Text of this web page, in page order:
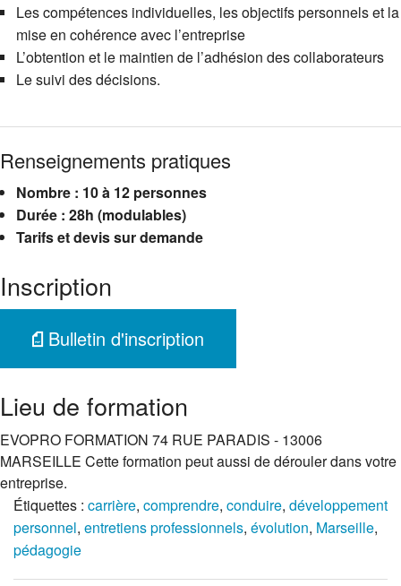
Les compétences individuelles, les objectifs personnels et la
mise en cohérence avec l’entreprise
L’obtention et le maintien de l’adhésion des collaborateurs
Le suivi des décisions.
Renseignements pratiques
Nombre : 10 à 12 personnes
Durée : 28h (modulables)
Tarifs et devis sur demande
Inscription
Bulletin d'inscription
Lieu de formation
EVOPRO FORMATION 74 RUE PARADIS - 13006
MARSEILLE Cette formation peut aussi de dérouler dans votre
entreprise.
Étiquettes : carrière, comprendre, conduire, développement
personnel, entretiens professionnels, évolution, Marseille,
pédagogie